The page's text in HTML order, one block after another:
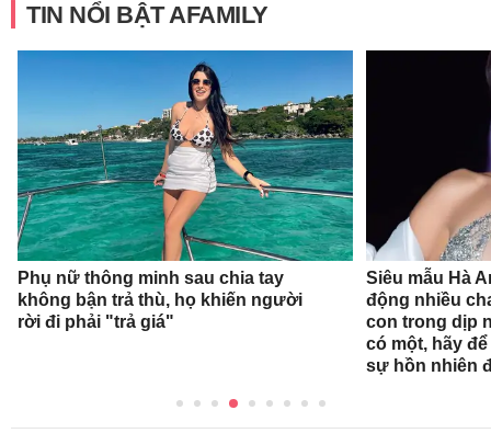
TIN NỔI BẬT AFAMILY
Phụ nữ thông minh sau chia tay
không bận trả thù, họ khiến người
rời đi phải "trả giá"
Siêu mẫu Hà
động nhiều
con trong dịp
có một, hãy
sự hồn nhiên